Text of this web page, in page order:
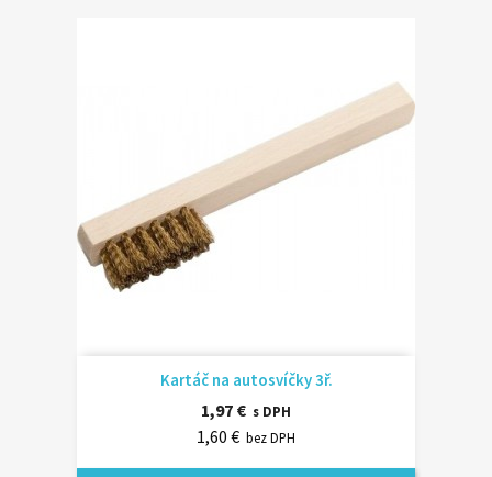
Kartáč na autosvíčky 3ř.
1,97 € s DPH
1,60 € bez DPH